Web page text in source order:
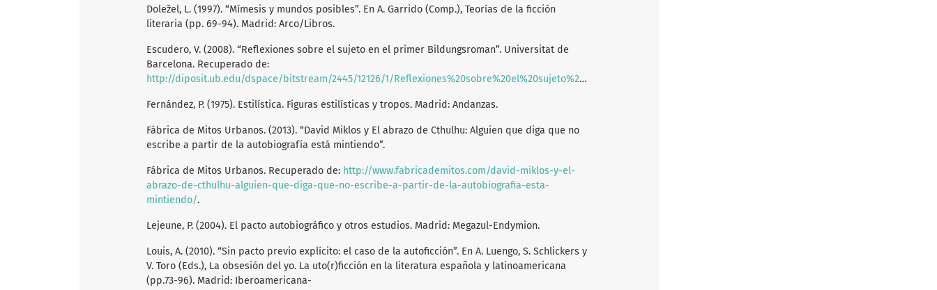
Doležel, L. (1997). “Mímesis y mundos posibles”. En A. Garrido (Comp.), Teorías de la ficción
literaria (pp. 69-94). Madrid: Arco/Libros.
Escudero, V. (2008). “Reflexiones sobre el sujeto en el primer Bildungsroman”. Universitat de
Barcelona. Recuperado de:
http://diposit.ub.edu/dspace/bitstream/2445/12126/1/Reflexiones%20sobre%20el%20sujeto%20en%20el%20primer%20Bildungsroman%20%28V%C3%ADctor%20Escudero%29.pdf
Fernández, P. (1975). Estilística. Figuras estilísticas y tropos. Madrid: Andanzas.
Fábrica de Mitos Urbanos. (2013). “David Miklos y El abrazo de Cthulhu: Alguien que diga que no
escribe a partir de la autobiografía está mintiendo”.
Fábrica de Mitos Urbanos. Recuperado de: http://www.fabricademitos.com/david-miklos-y-el-
abrazo-de-cthulhu-alguien-que-diga-que-no-escribe-a-partir-de-la-autobiografia-esta-
mintiendo/.
Lejeune, P. (2004). El pacto autobiográfico y otros estudios. Madrid: Megazul-Endymion.
Louis, A. (2010). “Sin pacto previo explícito: el caso de la autoficción”. En A. Luengo, S. Schlickers y
V. Toro (Eds.), La obsesión del yo. La uto(r)ficción en la literatura española y latinoamericana
(pp.73-96). Madrid: Iberoamericana-